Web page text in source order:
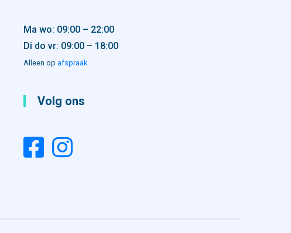
Ma wo: 09:00 – 22:00
Di do vr: 09:00 – 18:00
Alleen op afspraak
Volg ons